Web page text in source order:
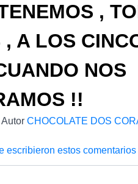
,
A LOS
NOS
!!
Autor CHOCOLATE DOS
escribieron estos comentarios